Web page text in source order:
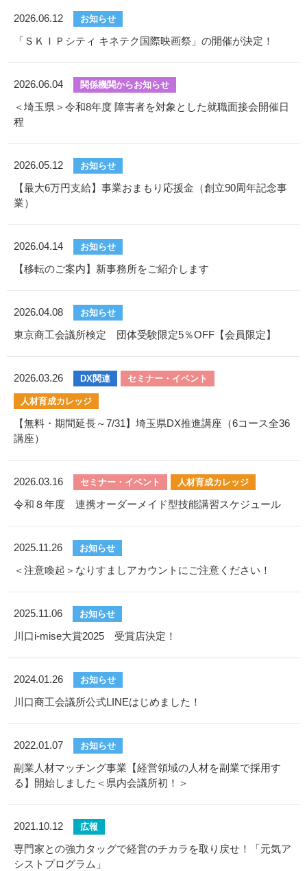
2026.06.12 お知らせ
「ＳＫＩＰシティ キネテク国際映画祭」の開催が決定！
2026.06.04 関係機関からお知らせ
＜埼玉県＞令和8年度 障害者を対象とした就職面接会開催日
程
2026.05.12 お知らせ
【最大6万円支給】事業おまもり応援金（創立90周年記念事
業）
2026.04.14 お知らせ
【移転のご案内】新事務所をご紹介します
2026.04.08 お知らせ
東京商工会議所検定 団体受験限定5％OFF【会員限定】
2026.03.26 DX関連 セミナー・イベント
人材育成カレッジ
【無料・期間延長～7/31】埼玉県DX推進講座（6コース全36
講座）
2026.03.16 セミナー・イベント 人材育成カレッジ
令和８年度 連携オーダーメイド型技能講習スケジュール
2025.11.26 お知らせ
＜注意喚起＞なりすましアカウントにご注意ください！
2025.11.06 お知らせ
川口i-mise大賞2025 受賞店決定！
2024.01.26 お知らせ
川口商工会議所公式LINEはじめました！
2022.01.07 お知らせ
副業人材マッチング事業【経営領域の人材を副業で採用す
る】開始しました＜県内会議所初！＞
2021.10.12 広報
専門家との強力タッグで経営のチカラを取り戻せ！「元気ア
シストプログラム」